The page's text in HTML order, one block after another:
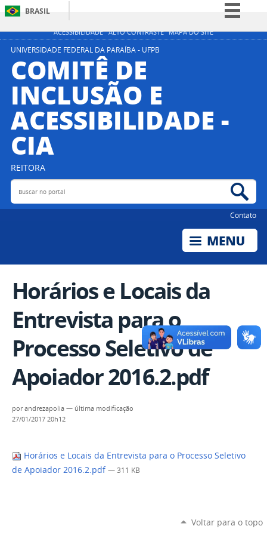
ACESSIBILIDADE ALTO CONTRASTE MAPA DO SITE
BRASIL
Simplifique!
Acesso à informação
Canais
UNIVERSIDADE FEDERAL DA PARAÍBA - UFPB
COMITÊ DE
INCLUSÃO E
ACESSIBILIDADE -
CIA
REITORA
Buscar no portal
Contato
Horários e Locais da
Entrevista para o
Processo Seletivo de
Apoiador 2016.2.pdf
porandrezapolia — última modificação
27/01/2017 20h12
Horários e Locais da Entrevista para o Processo Seletivo
de Apoiador 2016.2.pdf — 311 KB
Voltar para o topo